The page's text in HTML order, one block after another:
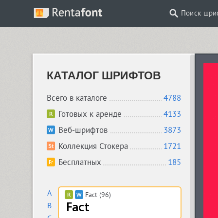
Поиск
КАТАЛОГ ШРИФТОВ
Всего в каталоге
4788
Готовых к аренде
4133
Веб-шрифтов
3873
Коллекция Стокера
1721
Бесплатных
185
A
B
Fact (96)